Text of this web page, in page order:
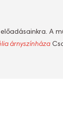
A
árnyszínháza